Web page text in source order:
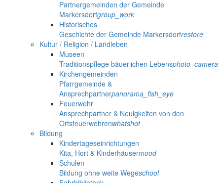
Partnergemeinden der Gemeinde
Markersdorfgroup_work
Historisches
Geschichte der Gemeinde Markersdorfrestore
Kultur / Religion / Landleben
Museen
Traditionspflege bäuerlichen Lebensphoto_camera
Kirchengemeinden
Pfarrgemeinde &
Ansprechpartnerpanorama_fish_eye
Feuerwehr
Ansprechpartner & Neuigkeiten von den
Ortsfeuerwehrenwhatshot
Bildung
Kindertageseinrichtungen
Kita, Hort & Kinderhäusermood
Schulen
Bildung ohne weite Wegeschool